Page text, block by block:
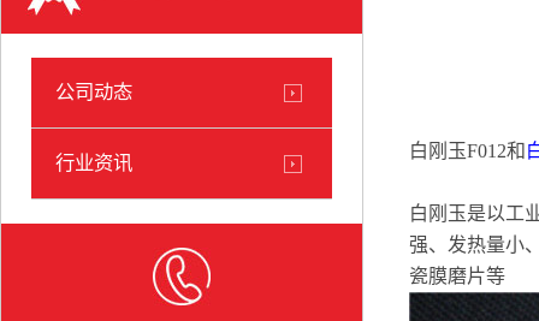
公司动态
行业资讯
白刚玉F012和
白刚玉是以工
强、发热量小
瓷膜磨片等